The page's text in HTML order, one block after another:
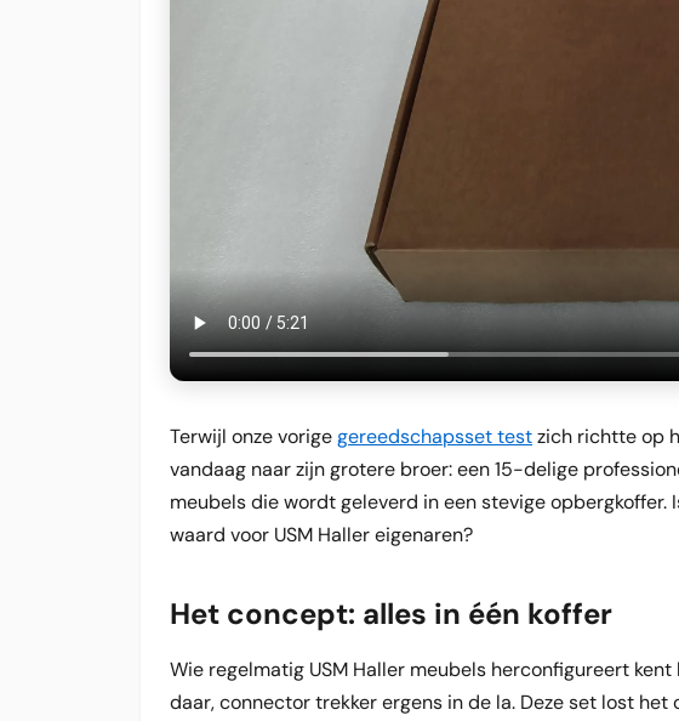
Terwijl onze vorigegereedschapsset testzich richtte op
vandaag naar zijn grotere broer: een 15-delige
meubels die wordt geleverd in een stevige
waard voor USM Haller eigenaren?
Het concept: alles in één koffer
Wie regelmatig USM Haller meubels herconfigureert
daar, connector trekker ergens in de la. Deze set lost